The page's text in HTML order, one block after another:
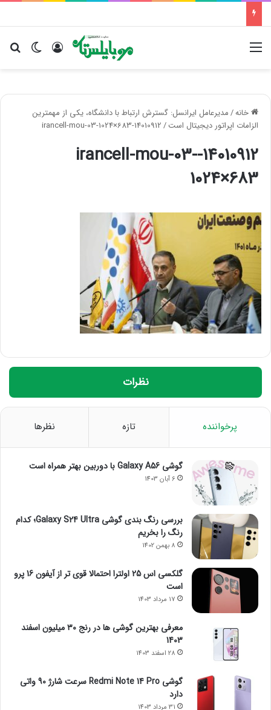
تغییر ورود
خانه/مدیرعامل ایرانسل: گسترش ارتباط با دانشگاه، یکی از مهمترین
الزامات اپراتور دیجیتال است/
14010912-irancell-mou-03-1024×683
14010912-irancell-mou-03-
1024×683
نظرات
پرخواننده تازه نظرها
گوشی Galaxy A56 با دوربین بهتر همراه است
6 آبان 1403
بررسی رنگ بندی گوشی Galaxy S24 Ultra؛ کدام
رنگ را بخریم
8 بهمن 1402
گلکسی اس 25 اولترا احتمالا قوی تر از آیفون 16 پرو
است
17 مرداد 1403
معرفی بهترین گوشی ها در رنج ۳۰ میلیون اسفند
1403
28 اسفند 1403
گوشی Redmi Note 14 Pro سرعت شارژ 90 واتی
دارد
31 مرداد 1403